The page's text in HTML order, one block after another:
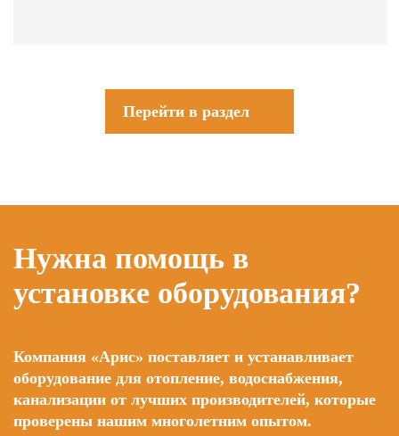
Перейти в раздел
Нужна помощь в
установке оборудования?
Компания «Арис» поставляет и устанавливает
оборудование для отопление, водоснабжения,
канализации от лучших производителей, которые
проверены нашим многолетним опытом.